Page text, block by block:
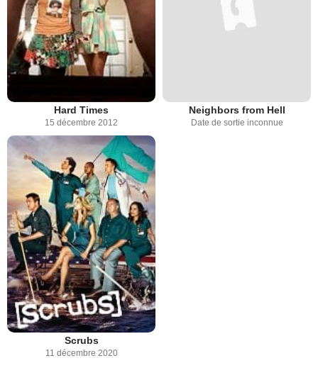
Hard Times
15 décembre 2012
Neighbors from Hell
Date de sortie inconnue
Scrubs
11 décembre 2020